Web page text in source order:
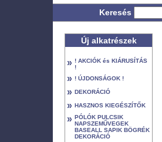
Keresés
Új alkatrészek
» ! AKCIÓK és KIÁRUSÍTÁS
!
» ! ÚJDONSÁGOK !
» DEKORÁCIÓ
» HASZNOS KIEGÉSZÍTŐK
» PÓLÓK PULCSIK
NAPSZEMŰVEGEK
BASEALL SAPIK BÖGRÉK
DEKORÁCIÓ